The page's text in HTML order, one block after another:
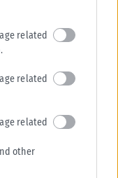
related
related
related
other